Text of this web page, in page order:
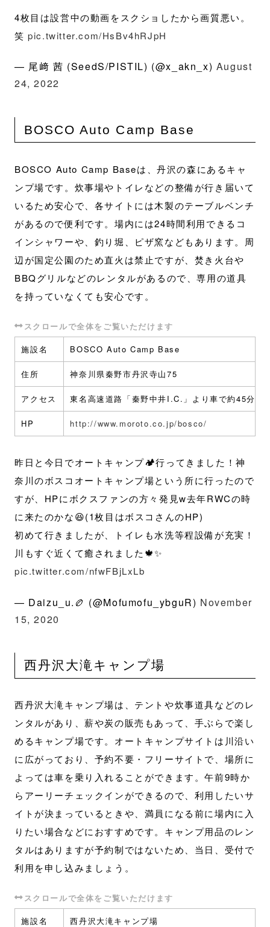
4枚目は設営中の動画をスクショしたから画質悪い。
笑pic.twitter.com/HsBv4hRJpH
— 尾﨑 茜 (SeedS/PISTIL) (@x_akn_x) August
24, 2022
BOSCO Auto Camp Base
BOSCO Auto Camp Baseは、丹沢の森にあるキャ
ンプ場です。炊事場やトイレなどの整備が行き届いて
いるため安心で、各サイトには木製のテーブルベンチ
があるので便利です。場内には24時間利用できるコ
インシャワーや、釣り堀、ピザ窯などもあります。周
辺が国定公園のため直火は禁止ですが、焚き火台や
BBQグリルなどのレンタルがあるので、専用の道具
を持っていなくても安心です。
施設名 BOSCO Auto Camp Base
住所 神奈川県秦野市丹沢寺山75
アクセス 東名高速道路「秦野中井I.C.」より車で約45分
HP http://www.moroto.co.jp/bosco/
昨日と今日でオートキャンプ🏕行ってきました！神
奈川のボスコオートキャンプ場という所に行ったので
すが、HPにボクスファンの方々発見w去年RWCの時
に来たのかな😆(1枚目はボスコさんのHP)
初めて行きましたが、トイレも水洗等程設備が充実！
川もすぐ近くて癒されました🍁✨
pic.twitter.com/nfwFBjLxLb
— Daizu_u.🏉 (@Mofumofu_ybguR) November
15, 2020
西丹沢大滝キャンプ場
西丹沢大滝キャンプ場は、テントや炊事道具などのレ
ンタルがあり、薪や炭の販売もあって、手ぶらで楽し
めるキャンプ場です。オートキャンプサイトは川沿い
に広がっており、予約不要・フリーサイトで、場所に
よっては車を乗り入れることができます。午前9時か
らアーリーチェックインができるので、利用したいサ
イトが決まっているときや、満員になる前に場内に入
りたい場合などにおすすめです。キャンプ用品のレン
タルはありますが予約制ではないため、当日、受付で
利用を申し込みましょう。
施設名 西丹沢大滝キャンプ場